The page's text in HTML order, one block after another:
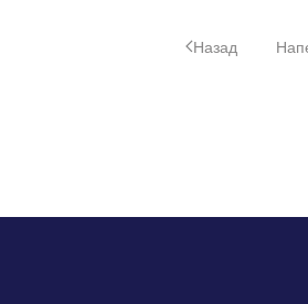
Назад